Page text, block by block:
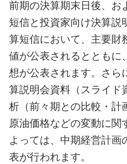
前期の決算期末日後、お
短信と投資家向け決算説
算短信において、主要財
値が公表されるとともに
想が公表されます。さら
算説明会資料（スライド
析（前々期との比較・計
原油価格などの変動に関
よっては、中期経営計画
表が行われます。